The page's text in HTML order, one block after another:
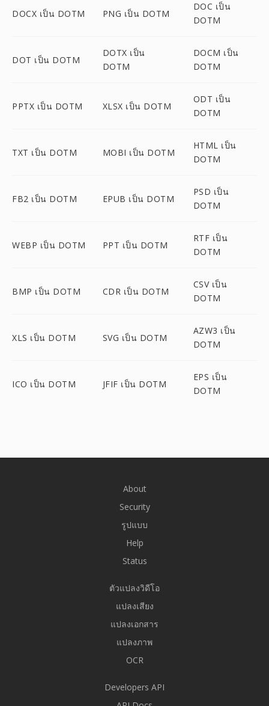
DOCX เป็น DOTM PNG เป็น DOTM
DOC เป็น
DOTM
DOT เป็น DOTM
DOTX เป็น
DOTM
DOCM เป็น
DOTM
PPTX เป็น DOTM XLSX เป็น DOTM
ODT เป็น
DOTM
TXT เป็น DOTM MOBI เป็น DOTM
HTML เป็น
DOTM
FB2 เป็น DOTM EPUB เป็น DOTM
PSD เป็น
DOTM
WEBP เป็น DOTM PPT เป็น DOTM
RTF เป็น
DOTM
BMP เป็น DOTM CDR เป็น DOTM
CSV เป็น
DOTM
XLS เป็น DOTM SVG เป็น DOTM
AZW3 เป็น
DOTM
ICO เป็น DOTM JFIF เป็น DOTM
EPS เป็น
DOTM
About
Security
รูปแบบ
Help
Status
ตัวแปลงวิดีโอ
แปลงเสียง
แปลงเอกสาร
แปลงภาพ
OCR
Developers API